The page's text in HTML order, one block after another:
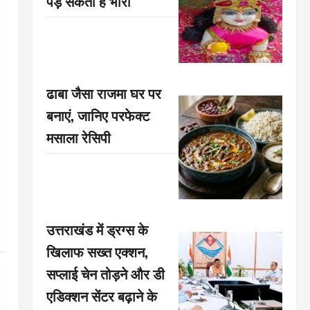
ढाबा जैसा राजमा घर पर
बनाएं, जानिए परफेक्ट
मसाला रेसिपी
उत्तराखंड में ड्रग्स के
खिलाफ सख्त एक्शन,
सप्लाई चेन तोड़ने और डी
एडिक्शन सेंटर बढ़ाने के